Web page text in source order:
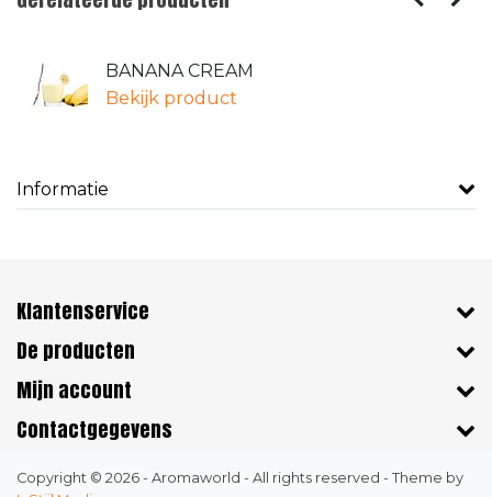
BANANA CREAM
Bekijk product
Informatie
Klantenservice
De producten
Mijn account
Contactgegevens
Copyright © 2026 - Aromaworld - All rights reserved - Theme by